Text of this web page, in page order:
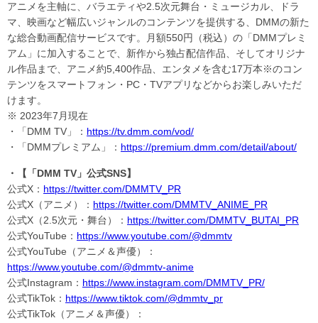
アニメを主軸に、バラエティや2.5次元舞台・ミュージカル、ドラ
マ、映画など幅広いジャンルのコンテンツを提供する、DMMの新た
な総合動画配信サービスです。月額550円（税込）の「DMMプレミ
アム」に加入することで、新作から独占配信作品、そしてオリジナ
ル作品まで、アニメ約5,400作品、エンタメを含む17万本※のコン
テンツをスマートフォン・PC・TVアプリなどからお楽しみいただ
けます。
※ 2023年7月現在
・「DMM TV」： https://tv.dmm.com/vod/
・「DMMプレミアム」： https://premium.dmm.com/detail/about/
・【「DMM TV」公式SNS】
公式X： https://twitter.com/DMMTV_PR
公式X（アニメ）： https://twitter.com/DMMTV_ANIME_PR
公式X（2.5次元・舞台）： https://twitter.com/DMMTV_BUTAI_PR
公式YouTube： https://www.youtube.com/@dmmtv
公式YouTube（アニメ＆声優）：
https://www.youtube.com/@dmmtv-anime
公式Instagram： https://www.instagram.com/DMMTV_PR/
公式TikTok： https://www.tiktok.com/@dmmtv_pr
公式TikTok（アニメ＆声優）：